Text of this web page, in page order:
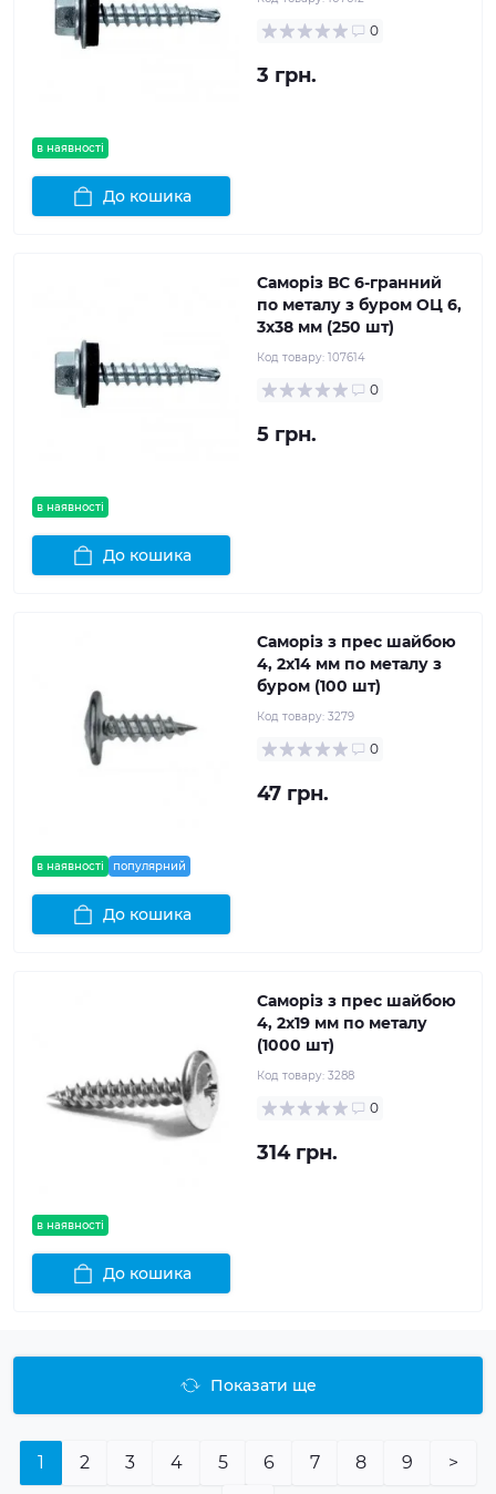
в наявності
0
3 грн.
До кошика
в наявності
Саморіз ВС 6-гранний
по металу з буром ОЦ 6,
3x38 мм (250 шт)
Код товару: 107614
0
5 грн.
До кошика
в наявності популярний
Саморіз з прес шайбою
4, 2x14 мм по металу з
буром (100 шт)
Код товару: 3279
0
47 грн.
До кошика
в наявності
Саморіз з прес шайбою
4, 2x19 мм по металу
(1000 шт)
Код товару: 3288
0
314 грн.
До кошика
Показати ще
1 2 3 4 5 6 7 8 9 >